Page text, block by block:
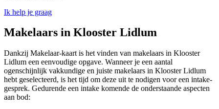
Ik help je graag
Makelaars in Klooster Lidlum
Dankzij Makelaar-kaart is het vinden van makelaars in Klooster
Lidlum een eenvoudige opgave. Wanneer je een aantal
ogenschijnlijk vakkundige en juiste makelaars in Klooster Lidlum
hebt geselecteerd, is het tijd om deze uit te nodigen voor een intake-
gesprek. Gedurende een intake komende de onderstaande aspecten
aan bod: